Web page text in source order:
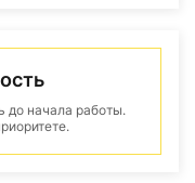
до начала работы.